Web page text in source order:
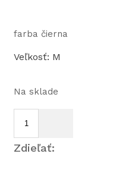
farba čierna
Veľkosť: M
Na sklade
Zdieľať: